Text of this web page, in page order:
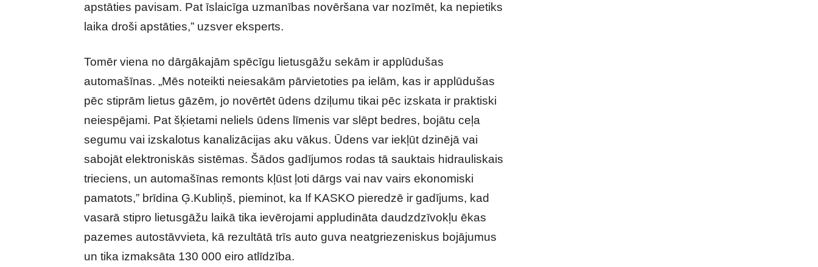
apstāties pavisam. Pat īslaicīga uzmanības novēršana var nozīmēt, ka nepietiks
laika droši apstāties,” uzsver eksperts.
Tomēr viena no dārgākajām spēcīgu lietusgāžu sekām ir applūdušas
automašīnas. „Mēs noteikti neiesakām pārvietoties pa ielām, kas ir applūdušas
pēc stiprām lietus gāzēm, jo novērtēt ūdens dziļumu tikai pēc izskata ir praktiski
neiespējami. Pat šķietami neliels ūdens līmenis var slēpt bedres, bojātu ceļa
segumu vai izskalotus kanalizācijas aku vākus. Ūdens var iekļūt dzinējā vai
sabojāt elektroniskās sistēmas. Šādos gadījumos rodas tā sauktais hidrauliskais
trieciens, un automašīnas remonts kļūst ļoti dārgs vai nav vairs ekonomiski
pamatots,” brīdina Ģ.Kubliņš, pieminot, ka If KASKO pieredzē ir gadījums, kad
vasarā stipro lietusgāžu laikā tika ievērojami appludināta daudzdzīvokļu ēkas
pazemes autostāvvieta, kā rezultātā trīs auto guva neatgriezeniskus bojājumus
un tika izmaksāta 130 000 eiro atlīdzība.